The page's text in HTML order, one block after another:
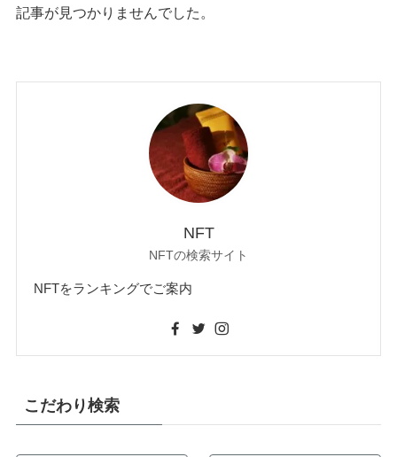
記事が見つかりませんでした。
NFT
NFTの検索サイト
NFTをランキングでご案内
こだわり検索